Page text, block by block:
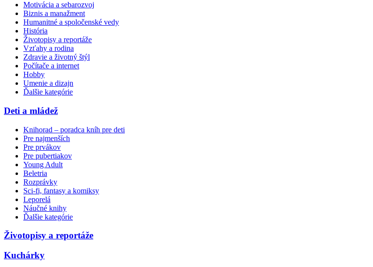
Motivácia a sebarozvoj
Biznis a manažment
Humanitné a spoločenské vedy
História
Životopisy a reportáže
Vzťahy a rodina
Zdravie a životný štýl
Počítače a internet
Hobby
Umenie a dizajn
Ďalšie kategórie
Deti a mládež
Knihorad – poradca kníh pre deti
Pre najmenších
Pre prvákov
Pre pubertiakov
Young Adult
Beletria
Rozprávky
Sci-fi, fantasy a komiksy
Leporelá
Náučné knihy
Ďalšie kategórie
Životopisy a reportáže
Kuchárky